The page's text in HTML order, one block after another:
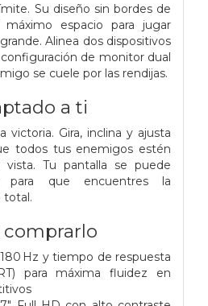
Su diseño sin bordes de
espacio para jugar
Alinea dos dispositivos
de monitor dual
se cuele por las rendijas.
a ti
victoria. Gira, inclina y ajusta
todos tus enemigos estén
Tu pantalla se puede
para que encuentres la
total.
comprarlo
Hz y tiempo de respuesta
para máxima fluidez en